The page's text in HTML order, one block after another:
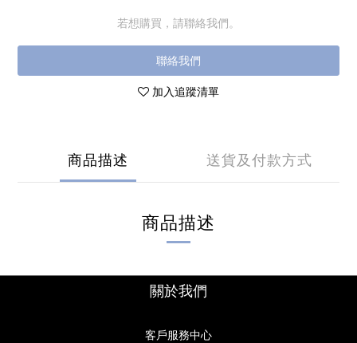
若想購買，請聯絡我們。
聯絡我們
加入追蹤清單
商品描述 送貨及付款方式
商品描述
關於我們
客戶服務中心